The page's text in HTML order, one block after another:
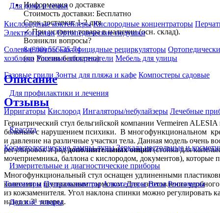
Для дома и семьи
Кислородные коктейлеры Кислородные концентраторы
Электрогрелки Ортопедические подушки
Солевые лампы Бактерицидные рециркуляторы
хозблоки Уличные обогреватели Мебель для улицы
Газовые грили Зонты для пляжа и кафе Компостеры садовые
Для профилактики и лечения
Ирригаторы Кислород Ингаляторы/небулайзеры Лечебные
Красота
Косметологические лампы-лупы Зеркала настольные и
Измерительные и диагностические приборы
Тонометры Пульсоксиметры Алкотестеры Весы Ростомеры
Детские товары
Информация о доставке
Стоимость доставки: Бесплатно
Срок доставки: 1-2 дня
✓При условии товара в наличии (осн. склад).
Возникли вопросы?
8 (800) 555-35-74
(по России бесплатно)
Описание
Отзывы
Гериатрический стул бельгийской компании Vermeiren
больным с нарушением психики. В многофункциональном
и давление на различные участки тела. Данная модель очень
регулировок и ряддополнительных опций(стойка для
мочеприемника, баллона с кислородом, документов), которые
Многофункциональный стул оснащен удлиненными
колесами и центральным тормозом. Для изготовления
из кожзаменителя. Угол наклона спинки можно регулировать
назад и 3º вперед.